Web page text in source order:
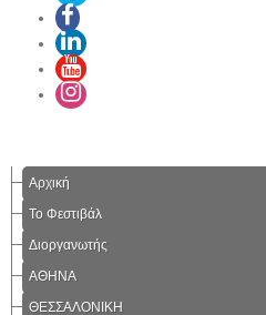
Αρχική
Το Φεστιβάλ
Διοργανωτής
ΑΘΗΝΑ
ΘΕΣΣΑΛΟΝΙΚΗ